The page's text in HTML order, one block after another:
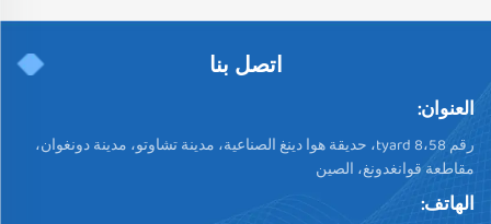
اتصل بنا
العنوان:
رقم 58،tyard 8، حديقة هوا دينغ الصناعية، مدينة تشاوتو، مدينة دونغوان،
مقاطعة قوانغدونغ، الصين
الهاتف: